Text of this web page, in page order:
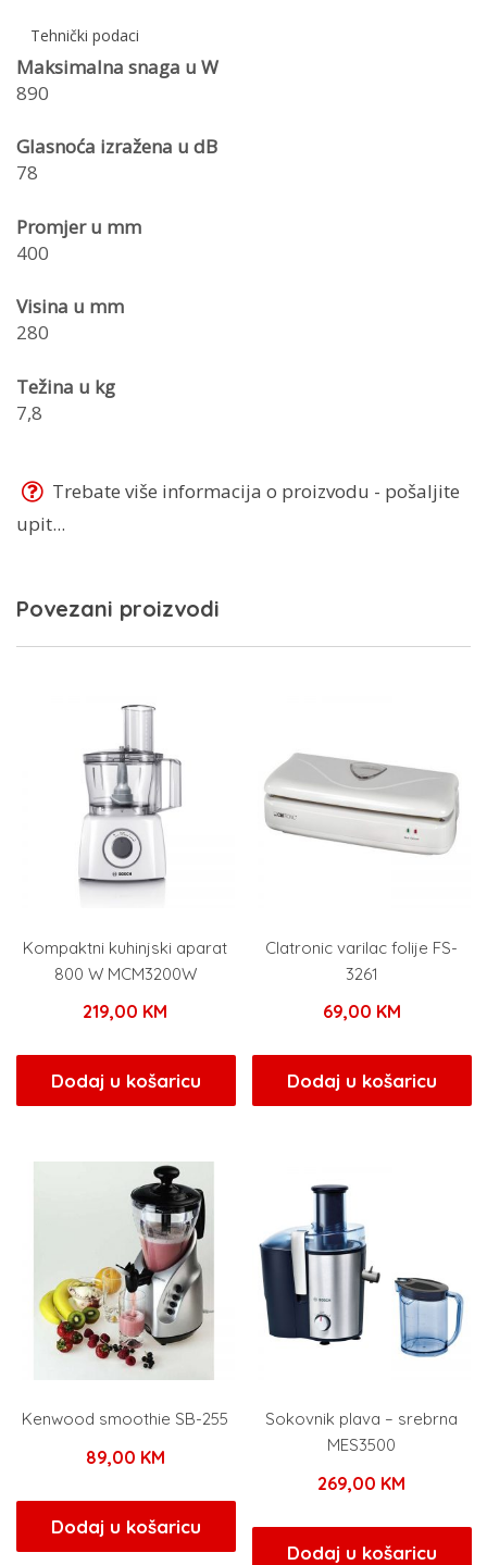
Tehnički podaci
Maksimalna snaga u W
890
Glasnoća izražena u dB
78
Promjer u mm
400
Visina u mm
280
Težina u kg
7,8
Trebate više informacija o proizvodu - pošaljite
upit...
Povezani proizvodi
Kompaktni kuhinjski aparat
800 W MCM3200W
219,00 KM
Dodaj u košaricu
Clatronic varilac folije FS-
3261
69,00 KM
Dodaj u košaricu
Kenwood smoothie SB-255
89,00 KM
Dodaj u košaricu
Sokovnik plava – srebrna
MES3500
269,00 KM
Dodaj u košaricu